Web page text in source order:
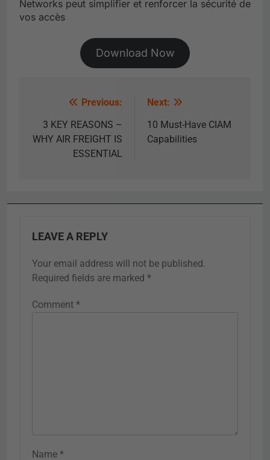
Networks peut simplifier et renforcer la sécurité de
vos accès
Download Now
Previous:
3 KEY REASONS –
WHY AIR FREIGHT IS
ESSENTIAL
Next:
10 Must-Have CIAM
Capabilities
LEAVE A REPLY
Your email address will not be published.
Required fields are marked *
Comment *
Name *